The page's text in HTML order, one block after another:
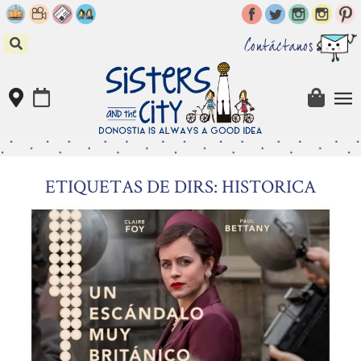
Skip
to
content
Contáctanos
ETIQUETAS DE DIRS: HISTORICA